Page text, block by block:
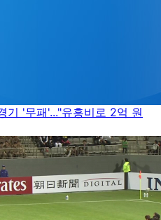
기 '무패'..."유흥비로 2억 원